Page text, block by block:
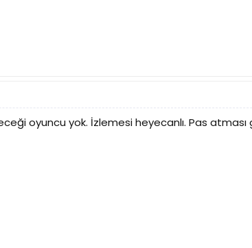
oyuncu yok. İzlemesi heyecanlı. Pas atması